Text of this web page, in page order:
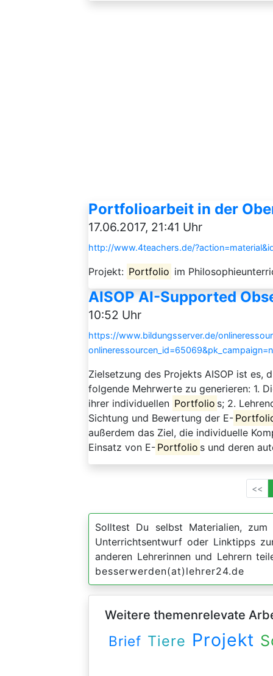
Portfolioarbeit in der
17.06.2017, 21:41 Uhr
http://www.4teachers.de/
Projekt: Portfolio im
AISOP AI-Supported
10:52 Uhr
https://www.bildungsserver.de/
Zielsetzung des Projekts AISOP ist es,
folgende Mehrwerte zu generieren: 1.
ihrer individuellen Portfolio s; 2.
Sichtung und Bewertung der E-
außerdem das Ziel, die individuelle
Einsatz von E- Portfolio s und deren
<<
Solltest Du selbst Materialien,
Unterrichtsentwurf oder Linktipps
anderen Lehrerinnen und Lehrern
besserwerden(at)lehrer24.de
Weitere themenrelevate
Brief Tiere Projekt